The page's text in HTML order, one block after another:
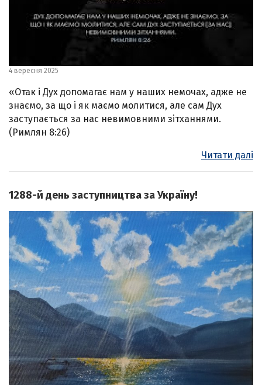
4 вересня 2025
«Отак і Дух допомагає нам у наших немочах, адже не
знаємо, за що і як маємо молитися, але сам Дух
заступається за нас невимовними зітханнями.
(Римлян 8:26)
Читати далі
1288-й день заступництва за Україну!